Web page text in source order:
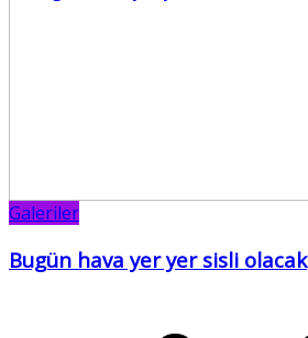
Galeriler
Bugün hava yer yer sisli olacak